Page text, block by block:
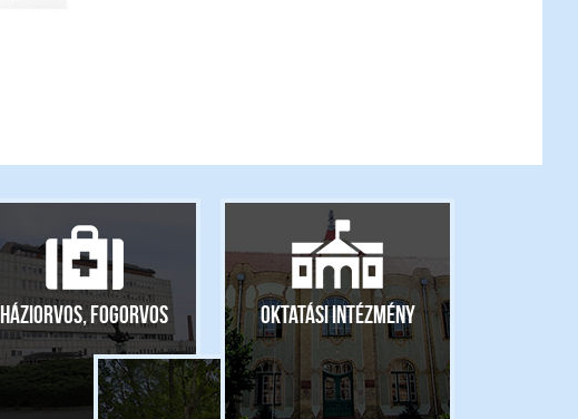
Háziorvos, fogorvos Oktatási intézmény